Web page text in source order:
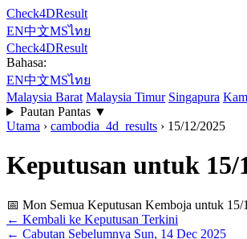
Check4DResult
EN中文MSไทย
Check4DResult
Bahasa:
EN中文MSไทย
Malaysia Barat Malaysia Timur Singapura
Pautan Pantas ▼
Utama › cambodia_4d_results › 15/12/2025
Keputusan untuk 15/
📅 Mon Semua Keputusan Kemboja untuk 15/
← Kembali ke Keputusan Terkini
← Cabutan Sebelumnya Sun, 14 Dec 2025